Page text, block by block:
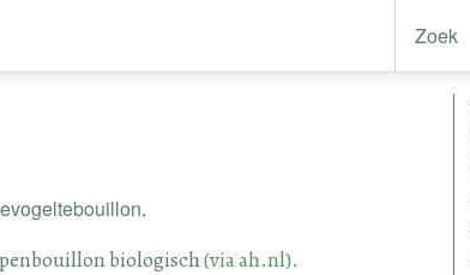
Zoek
.
biologisch(via ah.nl).